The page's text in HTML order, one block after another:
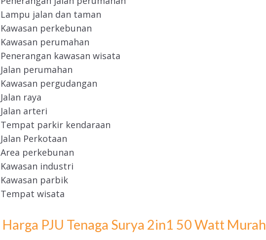
Lampu jalan dan taman
Kawasan perkebunan
Kawasan perumahan
Penerangan kawasan wisata
Jalan perumahan
Kawasan pergudangan
Jalan raya
Jalan arteri
Tempat parkir kendaraan
Jalan Perkotaan
Area perkebunan
Kawasan industri
Kawasan parbik
Tempat wisata
Harga PJU Tenaga Surya 2in1 50 Watt Murah